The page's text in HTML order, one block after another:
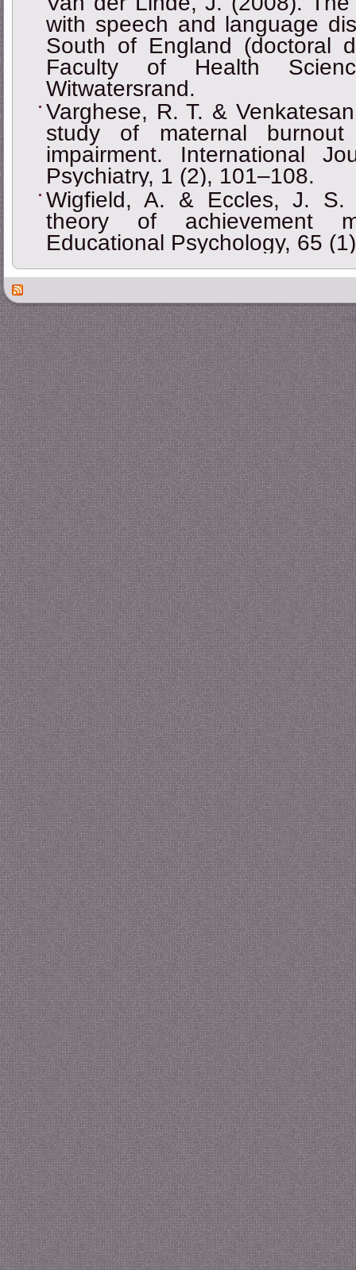
with speech and language
South of England (doctoral
Faculty of Health
Witwatersrand.
Varghese, R. T. &
study of maternal
impairment. International
Psychiatry, 1 (2), 101–108.
Wigfield, A. & Eccles, J. S.
theory of achievement
Educational Psychology, 65